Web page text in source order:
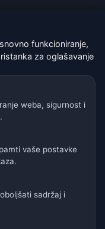
/ Švicarska
funkcioniranje,
za oglašavanje
weba, sigurnost i
vaše postavke
sadržaj i